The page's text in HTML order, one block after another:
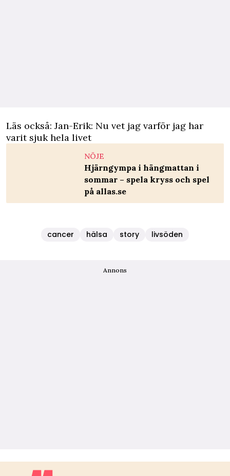
Läs också: Jan-Erik: Nu vet jag varför jag har
varit sjuk hela livet
NÖJE
Hjärngympa i hängmattan i
sommar – spela kryss och spel
på allas.se
cancer hälsa story livsöden
Annons